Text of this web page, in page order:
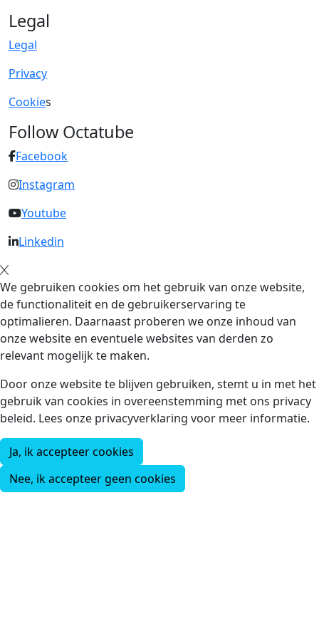
Legal
Legal
Privacy
Cookies
Follow Octatube
Facebook
Instagram
Youtube
Linkedin
We gebruiken cookies om het gebruik van onze website,
de functionaliteit en de gebruikerservaring te
optimalieren. Daarnaast proberen we onze inhoud van
onze website en eventuele websites van derden zo
relevant mogelijk te maken.
Door onze website te blijven gebruiken, stemt u in met het
gebruik van cookies in overeenstemming met ons privacy
beleid. Lees onze privacyverklaring voor meer informatie.
Ja, ik accepteer cookies
Nee, ik accepteer geen cookies